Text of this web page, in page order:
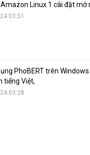
Amazon Linux 1 cài đặt mở
03:51
PhoBERT trên
tiếng Việt,
03:28